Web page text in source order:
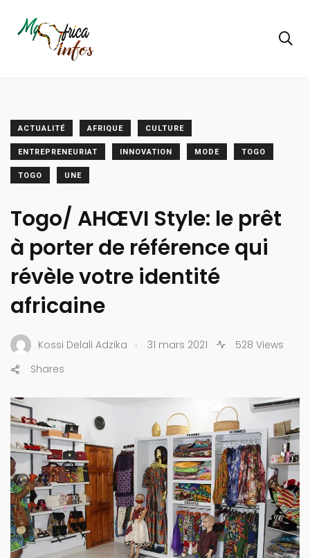
ACTUALITÉ AFRIQUE CULTURE
ENTREPRENEURIAT INNOVATION MODE TOGO
TOGO UNE
Togo/ AHŒVI Style: le prêt
à porter de référence qui
révèle votre identité
africaine
Kossi Delali Adzika . 31 mars 2021
528 Views
Shares